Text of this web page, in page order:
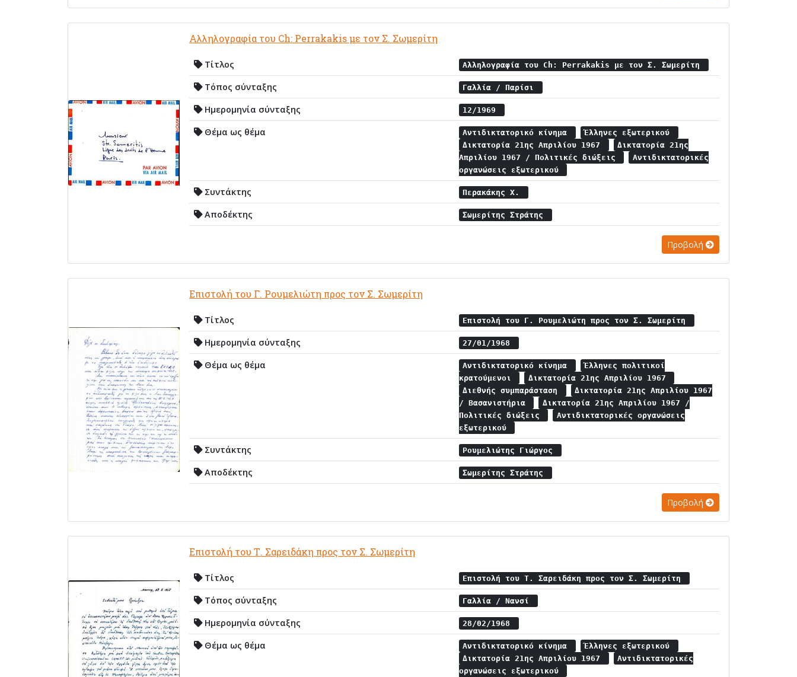
Αλληλογραφία του Ch: Perrakakis με τον Σ. Σωμερίτη
Τίτλος Αλληλογραφία του Ch: Perrakakis με τον Σ. Σωμερίτη
Τόπος σύνταξης Γαλλία / Παρίσι
Ημερομηνία σύνταξης 12/1969
Θέμα ως θέμα Αντιδικτατορικό κίνημα
Έλληνες εξωτερικού
Δικτατορία 21ης Απριλίου 1967
Δικτατορία 21ης
Απριλίου 1967 / Πολιτικές διώξεις
Αντιδικτατορικές
οργανώσεις εξωτερικού
Συντάκτης Περακάκης Χ.
Αποδέκτης Σωμερίτης Στράτης
Προβολή
Επιστολή του Γ. Ρουμελιώτη προς τον Σ. Σωμερίτη
Τίτλος Επιστολή του Γ. Ρουμελιώτη προς τον Σ. Σωμερίτη
Ημερομηνία σύνταξης 27/01/1968
Θέμα ως θέμα Αντιδικτατορικό κίνημα
Έλληνες πολιτικοί
κρατούμενοι
Δικτατορία 21ης Απριλίου 1967
Διεθνής συμπαράσταση
Δικτατορία 21ης Απριλίου 1967
/ Βασανιστήρια
Δικτατορία 21ης Απριλίου 1967 /
Πολιτικές διώξεις
Αντιδικτατορικές οργανώσεις
εξωτερικού
Συντάκτης Ρουμελιώτης Γιώργος
Αποδέκτης Σωμερίτης Στράτης
Προβολή
Επιστολή του Τ. Σαρειδάκη προς τον Σ. Σωμερίτη
Τίτλος Επιστολή του Τ. Σαρειδάκη προς τον Σ. Σωμερίτη
Τόπος σύνταξης Γαλλία / Νανσί
Ημερομηνία σύνταξης 28/02/1968
Θέμα ως θέμα Αντιδικτατορικό κίνημα
Έλληνες εξωτερικού
Δικτατορία 21ης Απριλίου 1967
Αντιδικτατορικές
οργανώσεις εξωτερικού